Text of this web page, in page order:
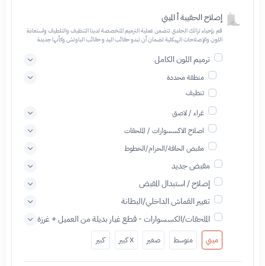
إصلاح الحقيبة أ الميني
قم بإحياء تراثك الجلدي تتضمن عملية الترميم المتخصصة لدينا التنظيف والتلطيف واستعادة
اللون والإصلاحات الهيكلية لضمان أن تبدو حقائب اليد و حقائب الباوتش وكأنها جديدة
ترميم اللون الكامل
منطقة محددة
تنظيف
غراء / لاصق
اصلاح الاكسسوارات / الملحقات
مقبض الحافة/الحزام/الخطوط
مقبض جديد
إصلاح / استبدال المقبض
تغيير القماش الداخلي/البطانة
الملحقات/الكسسوارات - قطع غيار بديلة من العميل + غرزة
ميني متوسط صغير X كبير كبير